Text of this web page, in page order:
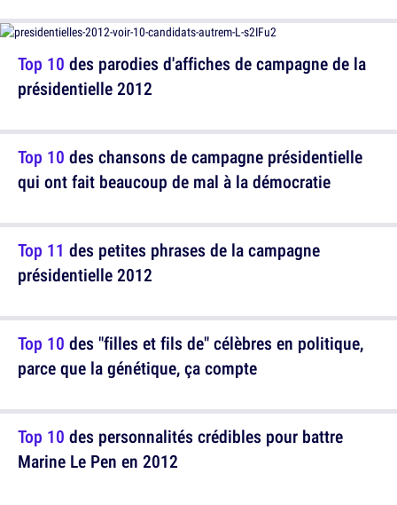
Top 10 des chansons de campagne présidentielle
qui ont fait beaucoup de mal à la démocratie
Top 10 des "filles et fils de" célèbres en politique,
parce que la génétique, ça compte
Top 10 des parodies d'affiches de campagne de la
présidentielle 2012
Top 11 des petites phrases de la campagne
présidentielle 2012
Top 10 des personnalités crédibles pour battre
Marine Le Pen en 2012